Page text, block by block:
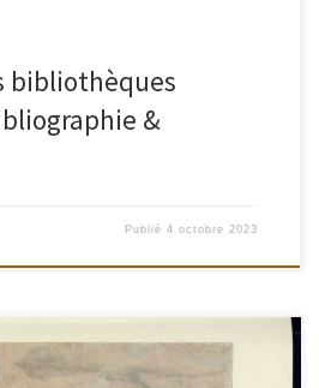
bibliothèques
&
Publié4 octobre 2023